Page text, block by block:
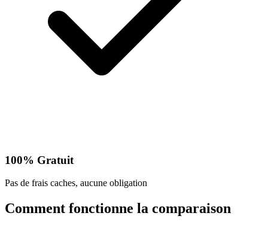
100% Gratuit
Pas de frais caches, aucune obligation
Comment fonctionne la comparaison